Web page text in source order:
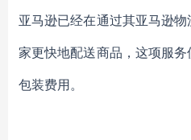
亚马逊已经在通过其亚马逊
家更快地配送商品，这项服
包装费用。